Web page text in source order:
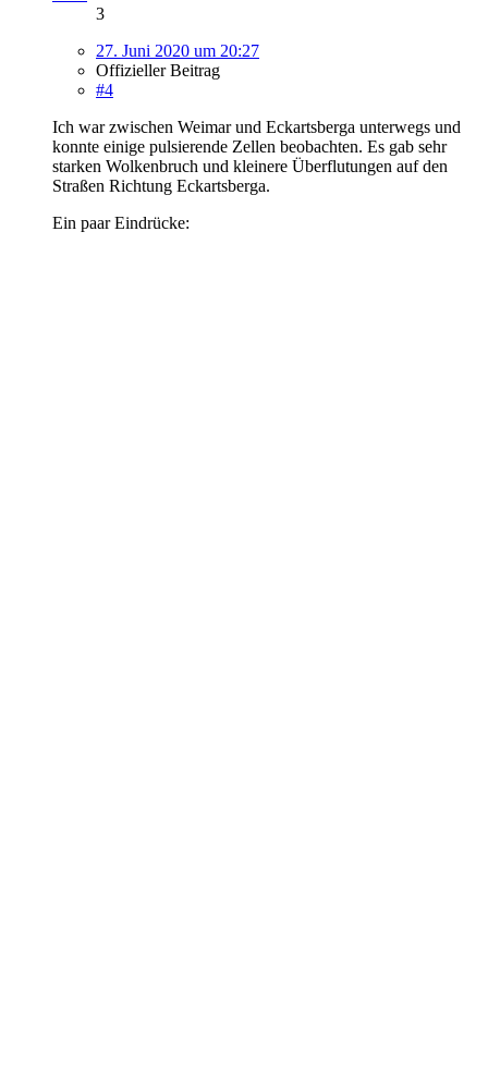
3
27. Juni 2020 um 20:27
Offizieller Beitrag
#4
Ich war zwischen Weimar und Eckartsberga unterwegs und
konnte einige pulsierende Zellen beobachten. Es gab sehr
starken Wolkenbruch und kleinere Überflutungen auf den
Straßen Richtung Eckartsberga.
Ein paar Eindrücke: